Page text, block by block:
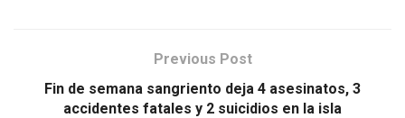
Previous Post
Fin de semana sangriento deja 4 asesinatos, 3
accidentes fatales y 2 suicidios en la isla